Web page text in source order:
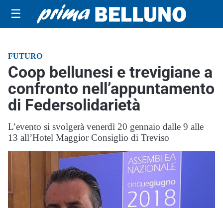
☰
FUTURO
Coop bellunesi e trevigiane a
confronto nell’appuntamento
di Federsolidarietà
L’evento si svolgerà venerdì 20 gennaio dalle 9 alle
13 all’Hotel Maggior Consiglio di Treviso